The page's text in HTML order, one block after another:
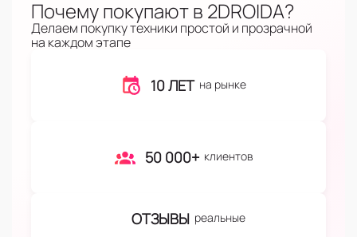
Почему покупают в 2DROIDA?
Делаем покупку техники простой и прозрачной
на каждом этапе
10 ЛЕТ на рынке
50 000+ клиентов
ОТЗЫВЫ реальные